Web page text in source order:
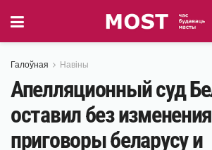
Галоўная Навіны
Апелляционный суд
оставил без изменения
приговоры беларусу и